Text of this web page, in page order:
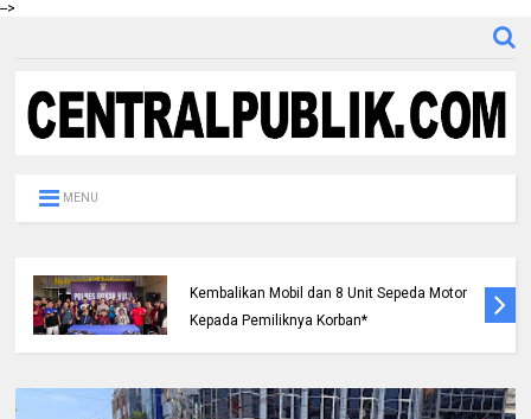
-->
MENU
Mesuji Lanjutkan Reklaming Lahan di Blok
O:40, 41, 42